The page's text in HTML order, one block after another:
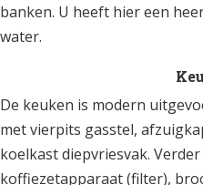
banken. U heeft hier een
water.
De keuken is modern
met vierpits gasstel,
koelkast diepvriesvak.
koffiezetapparaat (filter),